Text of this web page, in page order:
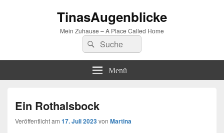
TinasAugenblicke
Mein Zuhause – A Place Called Home
Suchen
nach:
Suchen
Menü
Ein Rothalsbock
Veröffentlicht am 17. Juli 2023von Martina